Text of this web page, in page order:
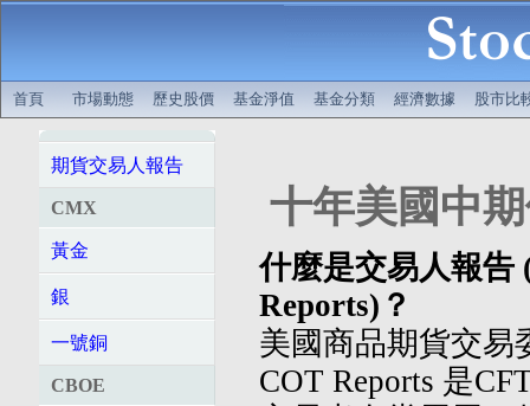
首頁 市場動態 歷史股價 基金淨值 基金分類 經濟數據 股市比
期貨交易人報告
CMX
黃金
銀
一號銅
CBOE
十年美國中
什麼是交易人報告
Reports)？
美國商品期貨交易
COT Reports 是